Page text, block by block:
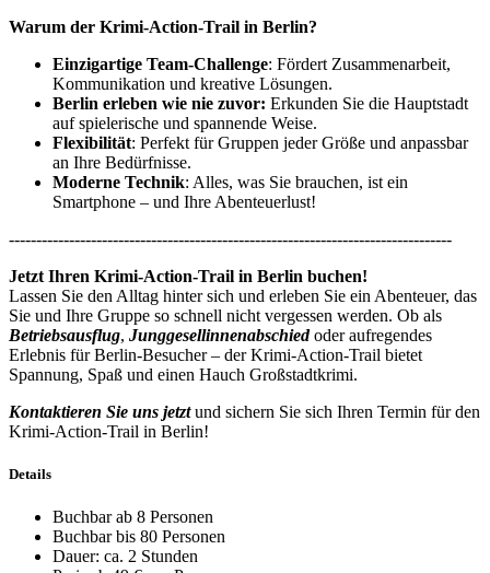
Warum der Krimi-Action-Trail in Berlin?
Einzigartige Team-Challenge: Fördert Zusammenarbeit,
Kommunikation und kreative Lösungen.
Berlin erleben wie nie zuvor: Erkunden Sie die Hauptstadt
auf spielerische und spannende Weise.
Flexibilität: Perfekt für Gruppen jeder Größe und anpassbar
an Ihre Bedürfnisse.
Moderne Technik: Alles, was Sie brauchen, ist ein
Smartphone – und Ihre Abenteuerlust!
---------------------------------------------------------------------------------
Jetzt Ihren Krimi-Action-Trail in Berlin buchen!
Lassen Sie den Alltag hinter sich und erleben Sie ein Abenteuer, das
Sie und Ihre Gruppe so schnell nicht vergessen werden. Ob als
Betriebsausflug, Junggesellinnenabschied oder aufregendes
Erlebnis für Berlin-Besucher – der Krimi-Action-Trail bietet
Spannung, Spaß und einen Hauch Großstadtkrimi.
Kontaktieren Sie uns jetztund sichern Sie sich Ihren Termin für den
Krimi-Action-Trail in Berlin!
Details
Buchbar ab 8 Personen
Buchbar bis 80 Personen
Dauer: ca. 2 Stunden